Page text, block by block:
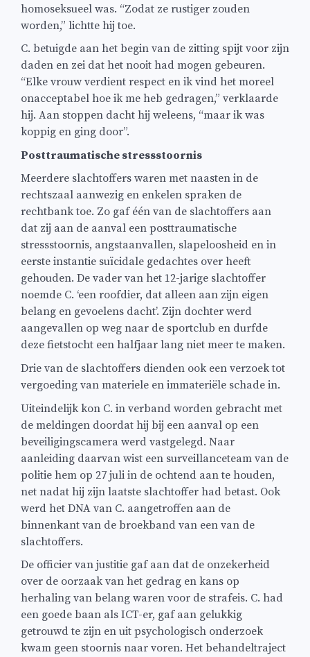
homoseksueel was. “Zodat ze rustiger zouden
worden,” lichtte hij toe.
C. betuigde aan het begin van de zitting spijt voor zijn
daden en zei dat het nooit had mogen gebeuren.
“Elke vrouw verdient respect en ik vind het moreel
onacceptabel hoe ik me heb gedragen,” verklaarde
hij. Aan stoppen dacht hij weleens, “maar ik was
koppig en ging door”.
Posttraumatische stressstoornis
Meerdere slachtoffers waren met naasten in de
rechtszaal aanwezig en enkelen spraken de
rechtbank toe. Zo gaf één van de slachtoffers aan
dat zij aan de aanval een posttraumatische
stressstoornis, angstaanvallen, slapeloosheid en in
eerste instantie suïcidale gedachtes over heeft
gehouden. De vader van het 12-jarige slachtoffer
noemde C. ‘een roofdier, dat alleen aan zijn eigen
belang en gevoelens dacht’. Zijn dochter werd
aangevallen op weg naar de sportclub en durfde
deze fietstocht een halfjaar lang niet meer te maken.
Drie van de slachtoffers dienden ook een verzoek tot
vergoeding van materiele en immateriële schade in.
Uiteindelijk kon C. in verband worden gebracht met
de meldingen doordat hij bij een aanval op een
beveiligingscamera werd vastgelegd. Naar
aanleiding daarvan wist een surveillanceteam van de
politie hem op 27 juli in de ochtend aan te houden,
net nadat hij zijn laatste slachtoffer had betast. Ook
werd het DNA van C. aangetroffen aan de
binnenkant van de broekband van een van de
slachtoffers.
De officier van justitie gaf aan dat de onzekerheid
over de oorzaak van het gedrag en kans op
herhaling van belang waren voor de strafeis. C. had
een goede baan als ICT-er, gaf aan gelukkig
getrouwd te zijn en uit psychologisch onderzoek
kwam geen stoornis naar voren. Het behandeltraject